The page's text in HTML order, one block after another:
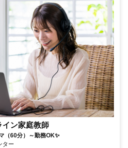
イン家庭教師
（60分）～勤務OK✨
ター